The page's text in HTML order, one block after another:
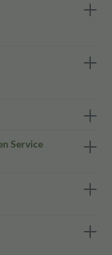
Service